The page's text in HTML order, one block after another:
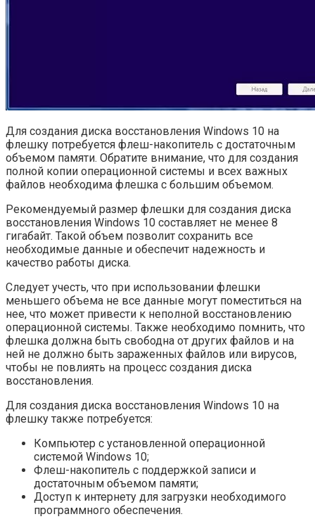
Для создания диска восстановления Windows 10 на
флешку потребуется флеш-накопитель с достаточным
объемом памяти. Обратите внимание, что для создания
полной копии операционной системы и всех важных
файлов необходима флешка с большим объемом.
Рекомендуемый размер флешки для создания диска
восстановления Windows 10 составляет не менее 8
гигабайт. Такой объем позволит сохранить все
необходимые данные и обеспечит надежность и
качество работы диска.
Следует учесть, что при использовании флешки
меньшего объема не все данные могут поместиться на
нее, что может привести к неполной восстановлению
операционной системы. Также необходимо помнить, что
флешка должна быть свободна от других файлов и на
ней не должно быть зараженных файлов или вирусов,
чтобы не повлиять на процесс создания диска
восстановления.
Для создания диска восстановления Windows 10 на
флешку также потребуется:
Компьютер с установленной операционной
системой Windows 10;
Флеш-накопитель с поддержкой записи и
достаточным объемом памяти;
Доступ к интернету для загрузки необходимого
программного обеспечения.